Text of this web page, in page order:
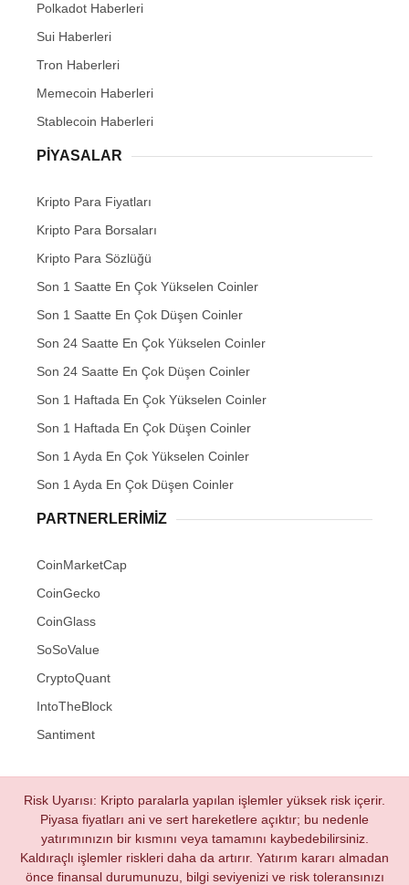
Polkadot Haberleri
Sui Haberleri
Tron Haberleri
Memecoin Haberleri
Stablecoin Haberleri
PIYASALAR
Kripto Para Fiyatları
Kripto Para Borsaları
Kripto Para Sözlüğü
Son 1 Saatte En Çok Yükselen Coinler
Son 1 Saatte En Çok Düşen Coinler
Son 24 Saatte En Çok Yükselen Coinler
Son 24 Saatte En Çok Düşen Coinler
Son 1 Haftada En Çok Yükselen Coinler
Son 1 Haftada En Çok Düşen Coinler
Son 1 Ayda En Çok Yükselen Coinler
Son 1 Ayda En Çok Düşen Coinler
PARTNERLERIMIZ
CoinMarketCap
CoinGecko
CoinGlass
SoSoValue
CryptoQuant
IntoTheBlock
Santiment
Risk Uyarısı: Kripto paralarla yapılan işlemler yüksek risk içerir.
Piyasa fiyatları ani ve sert hareketlere açıktır; bu nedenle
yatırımınızın bir kısmını veya tamamını kaybedebilirsiniz.
Kaldıraçlı işlemler riskleri daha da artırır. Yatırım kararı almadan
önce finansal durumunuzu, bilgi seviyenizi ve risk toleransınızı